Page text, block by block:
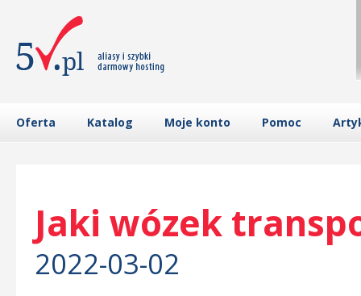
Oferta Katalog Moje konto Pomoc
Jaki wózek
2022-03-02